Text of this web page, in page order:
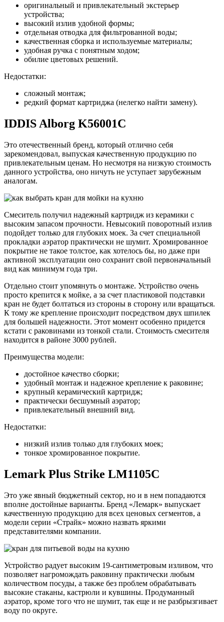
оригинальный и привлекательный экстерьер
устройства;
высокий излив удобной формы;
отдельная отводка для фильтрованной воды;
качественная сборка и используемые материалы;
удобная ручка с понятным ходом;
обилие цветовых решений.
Недостатки:
сложный монтаж;
редкий формат картриджа (нелегко найти замену).
IDDIS Alborg K56001C
Это отечественный бренд, который отлично себя
зарекомендовал, выпуская качественную продукцию по
привлекательным ценам. Но несмотря на низкую стоимость
данного устройства, оно ничуть не уступает зарубежным
аналогам.
Смеситель получил надежный картридж из керамики с
высоким запасом прочности. Невысокий поворотный излив
подойдет только для глубоких моек. За счет специальной
прокладки аэратор практически не шумит. Хромированное
покрытие не такое толстое, как хотелось бы, но даже при
активной эксплуатации оно сохранит свой первоначальный
вид как минимум года три.
Отдельно стоит упомянуть о монтаже. Устройство очень
просто крепится к мойке, а за счет пластиковой подставки
кран не будет болтаться из стороны в сторону или вращаться.
К тому же крепление происходит посредством двух шпилек
для большей надежности. Этот момент особенно придется
кстати с раковинами из тонкой стали. Стоимость смесителя
находится в районе 3000 рублей.
Преимущества модели:
достойное качество сборки;
удобный монтаж и надежное крепление к раковине;
крупный керамический картридж;
практически бесшумный аэратор;
привлекательный внешний вид.
Недостатки:
низкий излив только для глубоких моек;
тонкое хромированное покрытие.
Lemark Plus Strike LM1105C
Это уже явный бюджетный сектор, но и в нем попадаются
вполне достойные варианты. Бренд «Лемарк» выпускает
качественную продукцию для всех ценовых сегментов, а
модели серии «Страйк» можно назвать яркими
представителями компании.
Устройство радует высоким 19-сантиметровым изливом, что
позволяет нагромождать раковину практически любым
количеством посуды, а также без проблем обрабатывать
высокие стаканы, кастрюли и кувшины. Продуманный
аэратор, кроме того что не шумит, так еще и не разбрызгивает
воду по округе.